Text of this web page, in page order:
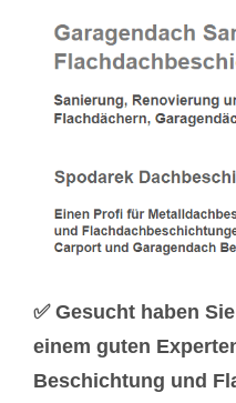
✅ Gesucht haben
einem guten
Beschichtung und